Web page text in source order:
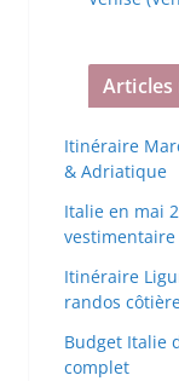
Articles
Itinéraire
& Adriatique
Italie en mai
vestimentaire
Itinéraire
randos
Budget Italie
complet